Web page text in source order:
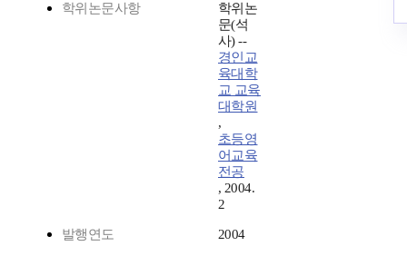
학위논문사항
학위논
문(석
사) --
경인교
육대학
교 교육
대학원
,
초등영
어교육
전공
, 2004.
2
발행연도 2004